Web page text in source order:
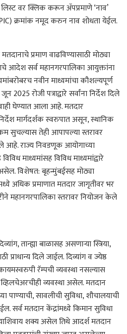
वर क्लिक करून ॲपप्रमाणे ‘नाव’
क्रमांक नमूद करुन नाव शोधता येईल.
प्रमाण वाढविण्यासाठी मोठ्या
आदेश सर्व महानगरपालिका आयुक्तांना
नवीन माध्यमांचा कौशल्यपूर्ण
रोजी पत्राद्वारे सर्वांना निर्देश दिले
घेण्यात आला आहे. मतदार
मार्गदर्शक स्वरुपात असून, स्थानिक
सुचल्यास तेही आपापल्या स्तरावर
आहे. राज्य निवडणूक आयोगाच्या
माध्यमांसह विविध माध्यमांद्वारे
विशेषत: बृहन्मुंबईसह मोठ्या
अधिक प्रमाणात मतदार जागृतीवर भर
महानगरपालिका स्तरावर नियोजन केले
तान्ह्या बाळासह असणाऱ्या स्त्रिया,
प्राधान्य दिले जाईल. दिव्यांग व ज्येष्ठ
रॅम्पची व्यवस्था नसल्यास
व्यवस्था असेल. मतदान
पाण्याची, सावलीची सुविधा, शौचालयाची
सर्व मतदान केंद्रांमध्ये किमान सुविधा
शक्य असेल तिथे आदर्श मतदान